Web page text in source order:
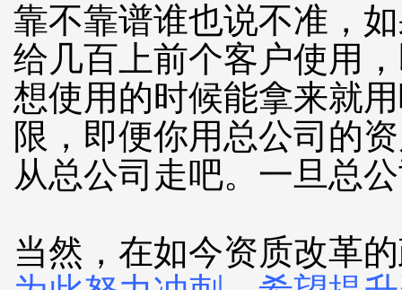
靠不靠谱谁也说不准，
给几百上前个客户使用
想使用的时候能拿来就
限，即便你用总公司的
从总公司走吧。一旦总
当然，在如今资质改革